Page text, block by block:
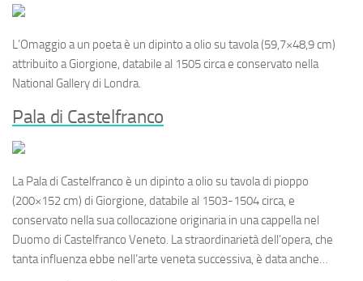
L’Omaggio a un poetaè un dipinto a olio su tavola (59,7×48,9 cm)
attribuito a Giorgione, databile al 1505 circa e conservato nella
National Gallery di Londra.
Pala di Castelfranco
LaPala di Castelfranco è un dipinto a olio su tavola di pioppo
(200×152 cm) di Giorgione, databile al 1503-1504 circa, e
conservato nella sua collocazione originaria in una cappella nel
Duomo di Castelfranco Veneto. La straordinarietà dell’opera, che
tanta influenza ebbe nell’arte veneta successiva, è data anche…